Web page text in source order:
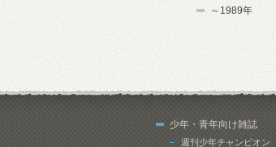
～1989年
少年・青年向け雑誌
週刊少年チャンピオン